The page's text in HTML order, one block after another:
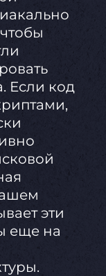
Если код
эти
еще на